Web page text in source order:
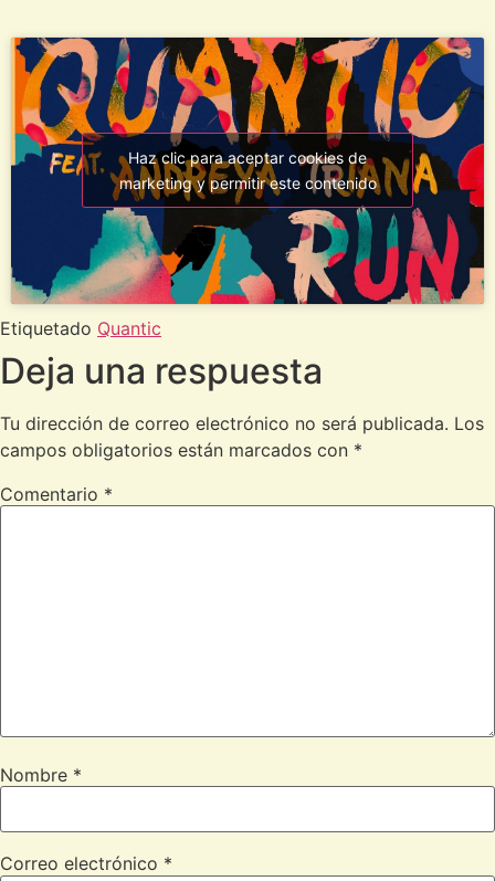
Haz clic para aceptar cookies de
marketing y permitir este contenido
Etiquetado Quantic
Deja una respuesta
Tu dirección de correo electrónico no será publicada. Los
campos obligatorios están marcados con *
Comentario *
Nombre *
Correo electrónico *